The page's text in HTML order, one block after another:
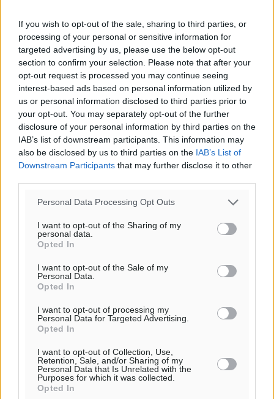
If you wish to opt-out of the sale, sharing to third parties, or
processing of your personal or sensitive information for
targeted advertising by us, please use the below opt-out
section to confirm your selection. Please note that after your
opt-out request is processed you may continue seeing
interest-based ads based on personal information utilized by
us or personal information disclosed to third parties prior to
your opt-out. You may separately opt-out of the further
disclosure of your personal information by third parties on the
IAB’s list of downstream participants. This information may
also be disclosed by us to third parties on the IAB’s List of
Downstream Participants that may further disclose it to other
Personal Data Processing Opt Outs
I want to opt-out of the Sharing of my
personal data.
Opted In
I want to opt-out of the Sale of my
Personal Data.
Opted In
I want to opt-out of processing my
Personal Data for Targeted Advertising.
Opted In
I want to opt-out of Collection, Use,
Retention, Sale, and/or Sharing of my
Personal Data that Is Unrelated with the
Purposes for which it was collected.
Opted In
Ροή ειδήσεων
Γ’ Εθνική Κατηγορία: Οι ημερομηνίες των
αγωνιστικών της κανονικής περιόδου
Αθλητικά• πριν 2 ώρες